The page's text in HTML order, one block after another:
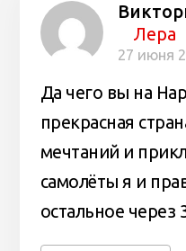
Лера
27 июня
Да чего вы на
прекрасная
мечтаний и
самолёты я и
остальное через